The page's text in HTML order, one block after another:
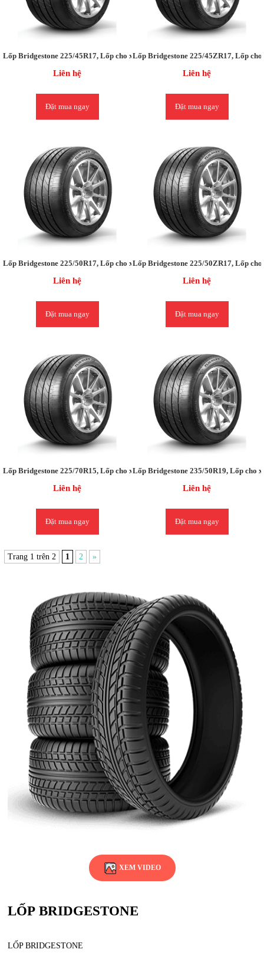
Lốp Bridgestone 225/45R17, Lốp cho xe Mercedes C200 / BMW 320i/ HD i30/
Liên hệ
Đặt mua ngay
Lốp Bridgestone 225/45ZR17, Lốp cho
Liên hệ
Đặt mua ngay
Lốp Bridgestone 225/50R17, Lốp cho xe Audi A5 / MerC205 / Carens (5MT-
Liên hệ
Đặt mua ngay
Lốp Bridgestone 225/50ZR17, Lốp
Liên hệ
Đặt mua ngay
Lốp Bridgestone 225/70R15, Lốp cho xe Ford ESCAPE / Mercedes Sprinter
Liên hệ
Đặt mua ngay
Lốp Bridgestone 235/50R19, Lốp cho
Liên hệ
Đặt mua ngay
Trang 1 trên 2 1 2 »
XEM VIDEO
LỐP BRIDGESTONE
LỐP BRIDGESTONE